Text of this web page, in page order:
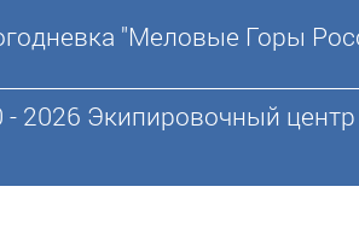
"Меловые Горы
2026 Экипировочный